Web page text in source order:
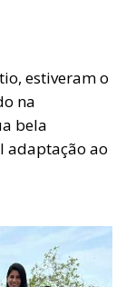
estiveram o
na
bela
adaptação ao